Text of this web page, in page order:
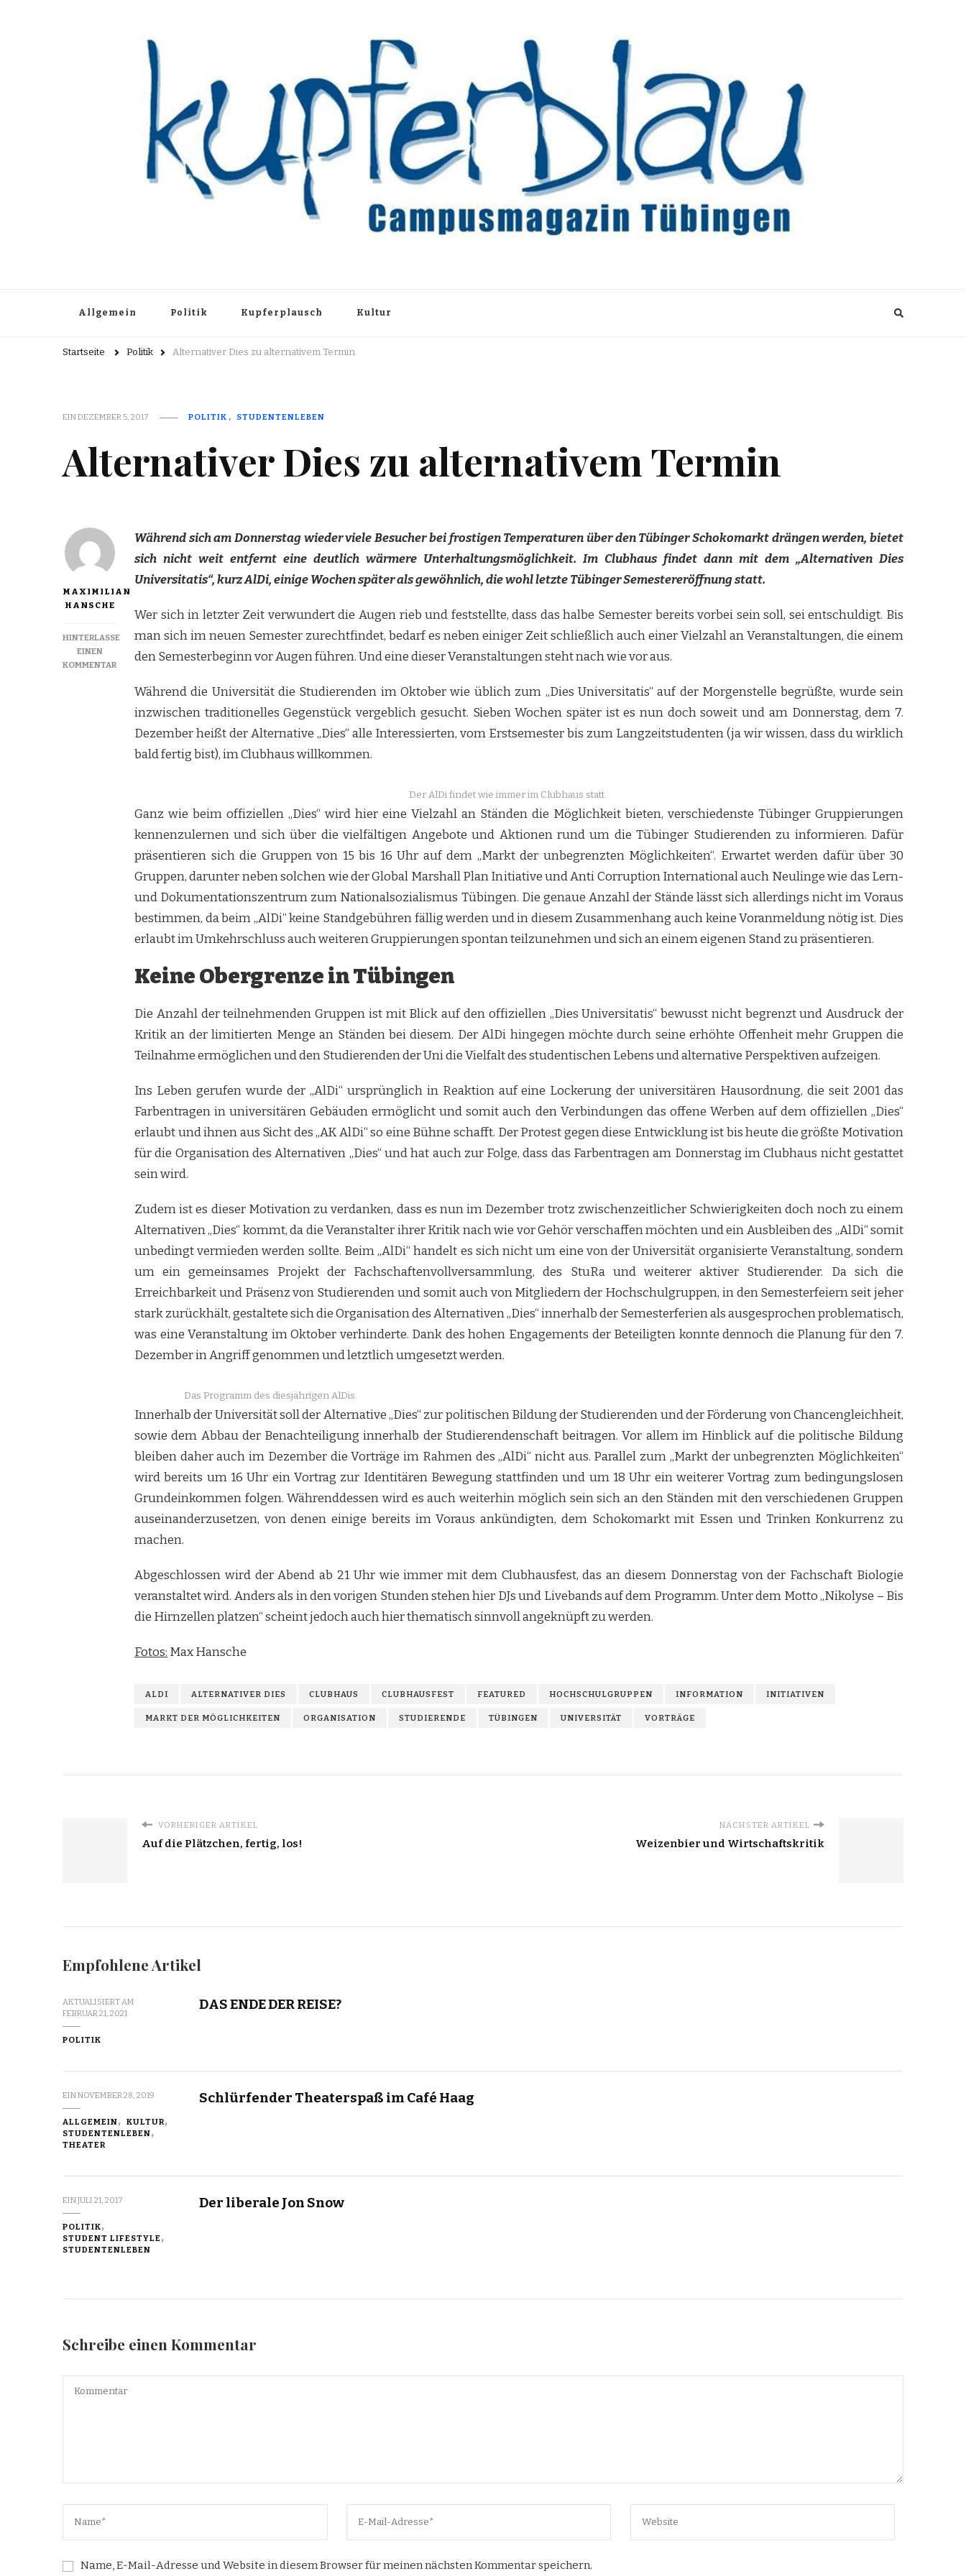
Kupferblau Archiv
Allgemein Politik Kupferplausch Kultur
Startseite Politik Alternativer Dies zu alternativem Termin
EINDEZEMBER 5, 2017 POLITIK STUDENTENLEBEN
Alternativer Dies zu alternativem Termin
MAXIMILIAN
HANSCHE
HINTERLASSE
EINEN
KOMMENTARZU
ALTERNATIVEM
TERMIN
Während sich am Donnerstag wieder viele Besucher bei frostigen Temperaturen über den Tübinger Schokomarkt drängen werden, bietet
sich nicht weit entfernt eine deutlich wärmere Unterhaltungsmöglichkeit. Im Clubhaus findet dann mit dem „Alternativen Dies
Universitatis“, kurz AlDi, einige Wochen später als gewöhnlich, die wohl letzte Tübinger Semestereröffnung statt.
Wer sich in letzter Zeit verwundert die Augen rieb und feststellte, dass das halbe Semester bereits vorbei sein soll, sei entschuldigt. Bis
man sich im neuen Semester zurechtfindet, bedarf es neben einiger Zeit schließlich auch einer Vielzahl an Veranstaltungen, die einem
den Semesterbeginn vor Augen führen. Und eine dieser Veranstaltungen steht nach wie vor aus.
Während die Universität die Studierenden im Oktober wie üblich zum „Dies Universitatis“ auf der Morgenstelle begrüßte, wurde sein
inzwischen traditionelles Gegenstück vergeblich gesucht. Sieben Wochen später ist es nun doch soweit und am Donnerstag, dem 7.
Dezember heißt der Alternative „Dies“ alle Interessierten, vom Erstsemester bis zum Langzeitstudenten (ja wir wissen, dass du wirklich
bald fertig bist), im Clubhaus willkommen.
Der AlDi findet wie immer im Clubhaus statt.
Ganz wie beim offiziellen „Dies“ wird hier eine Vielzahl an Ständen die Möglichkeit bieten, verschiedenste Tübinger Gruppierungen
kennenzulernen und sich über die vielfältigen Angebote und Aktionen rund um die Tübinger Studierenden zu informieren. Dafür
präsentieren sich die Gruppen von 15 bis 16 Uhr auf dem „Markt der unbegrenzten Möglichkeiten“. Erwartet werden dafür über 30
Gruppen, darunter neben solchen wie der Global Marshall Plan Initiative und Anti Corruption International auch Neulinge wie das Lern-
und Dokumentationszentrum zum Nationalsozialismus Tübingen. Die genaue Anzahl der Stände lässt sich allerdings nicht im Voraus
bestimmen, da beim „AlDi“ keine Standgebühren fällig werden und in diesem Zusammenhang auch keine Voranmeldung nötig ist. Dies
erlaubt im Umkehrschluss auch weiteren Gruppierungen spontan teilzunehmen und sich an einem eigenen Stand zu präsentieren.
Keine Obergrenze in Tübingen
Die Anzahl der teilnehmenden Gruppen ist mit Blick auf den offiziellen „Dies Universitatis“ bewusst nicht begrenzt und Ausdruck der
Kritik an der limitierten Menge an Ständen bei diesem. Der AlDi hingegen möchte durch seine erhöhte Offenheit mehr Gruppen die
Teilnahme ermöglichen und den Studierenden der Uni die Vielfalt des studentischen Lebens und alternative Perspektiven aufzeigen.
Ins Leben gerufen wurde der „AlDi“ ursprünglich in Reaktion auf eine Lockerung der universitären Hausordnung, die seit 2001 das
Farbentragen in universitären Gebäuden ermöglicht und somit auch den Verbindungen das offene Werben auf dem offiziellen „Dies“
erlaubt und ihnen aus Sicht des „AK AlDi“ so eine Bühne schafft. Der Protest gegen diese Entwicklung ist bis heute die größte Motivation
für die Organisation des Alternativen „Dies“ und hat auch zur Folge, dass das Farbentragen am Donnerstag im Clubhaus nicht gestattet
sein wird.
Zudem ist es dieser Motivation zu verdanken, dass es nun im Dezember trotz zwischenzeitlicher Schwierigkeiten doch noch zu einem
Alternativen „Dies“ kommt, da die Veranstalter ihrer Kritik nach wie vor Gehör verschaffen möchten und ein Ausbleiben des „AlDi“ somit
unbedingt vermieden werden sollte. Beim „AlDi“ handelt es sich nicht um eine von der Universität organisierte Veranstaltung, sondern
um ein gemeinsames Projekt der Fachschaftenvollversammlung, des StuRa und weiterer aktiver Studierender. Da sich die
Erreichbarkeit und Präsenz von Studierenden und somit auch von Mitgliedern der Hochschulgruppen, in den Semesterfeiern seit jeher
stark zurückhält, gestaltete sich die Organisation des Alternativen „Dies“ innerhalb der Semesterferien als ausgesprochen problematisch,
was eine Veranstaltung im Oktober verhinderte. Dank des hohen Engagements der Beteiligten konnte dennoch die Planung für den 7.
Dezember in Angriff genommen und letztlich umgesetzt werden.
Das Programm des diesjährigen AlDis.
Innerhalb der Universität soll der Alternative „Dies“ zur politischen Bildung der Studierenden und der Förderung von Chancengleichheit,
sowie dem Abbau der Benachteiligung innerhalb der Studierendenschaft beitragen. Vor allem im Hinblick auf die politische Bildung
bleiben daher auch im Dezember die Vorträge im Rahmen des „AlDi“ nicht aus. Parallel zum „Markt der unbegrenzten Möglichkeiten“
wird bereits um 16 Uhr ein Vortrag zur Identitären Bewegung stattfinden und um 18 Uhr ein weiterer Vortrag zum bedingungslosen
Grundeinkommen folgen. Währenddessen wird es auch weiterhin möglich sein sich an den Ständen mit den verschiedenen Gruppen
auseinanderzusetzen, von denen einige bereits im Voraus ankündigten, dem Schokomarkt mit Essen und Trinken Konkurrenz zu
machen.
Abgeschlossen wird der Abend ab 21 Uhr wie immer mit dem Clubhausfest, das an diesem Donnerstag von der Fachschaft Biologie
veranstaltet wird. Anders als in den vorigen Stunden stehen hier DJs und Livebands auf dem Programm. Unter dem Motto „Nikolyse – Bis
die Hirnzellen platzen“ scheint jedoch auch hier thematisch sinnvoll angeknüpft zu werden.
Fotos: Max Hansche
ALDI ALTERNATIVER DIES CLUBHAUS CLUBHAUSFEST FEATURED HOCHSCHULGRUPPEN INFORMATION INITIATIVEN
MARKT DER MÖGLICHKEITEN ORGANISATION STUDIERENDE TÜBINGEN UNIVERSITÄT VORTRÄGE
VORHERIGER ARTIKEL
Auf die Plätzchen, fertig, los!
NÄCHSTER ARTIKEL
Weizenbier und Wirtschaftskritik
Empfohlene Artikel
AKTUALISIERT AM
FEBRUAR 21, 2021
POLITIK
DAS ENDE DER REISE?
EINNOVEMBER 28, 2019
ALLGEMEIN
KULTUR
STUDENTENLEBEN
THEATER
Schlürfender Theaterspaß im Café Haag
EINJULI 21, 2017
POLITIK
STUDENT LIFESTYLE
STUDENTENLEBEN
Der liberale Jon Snow
Schreibe einen Kommentar
Name, E-Mail-Adresse und Website in diesem Browser für meinen nächsten Kommentar speichern.